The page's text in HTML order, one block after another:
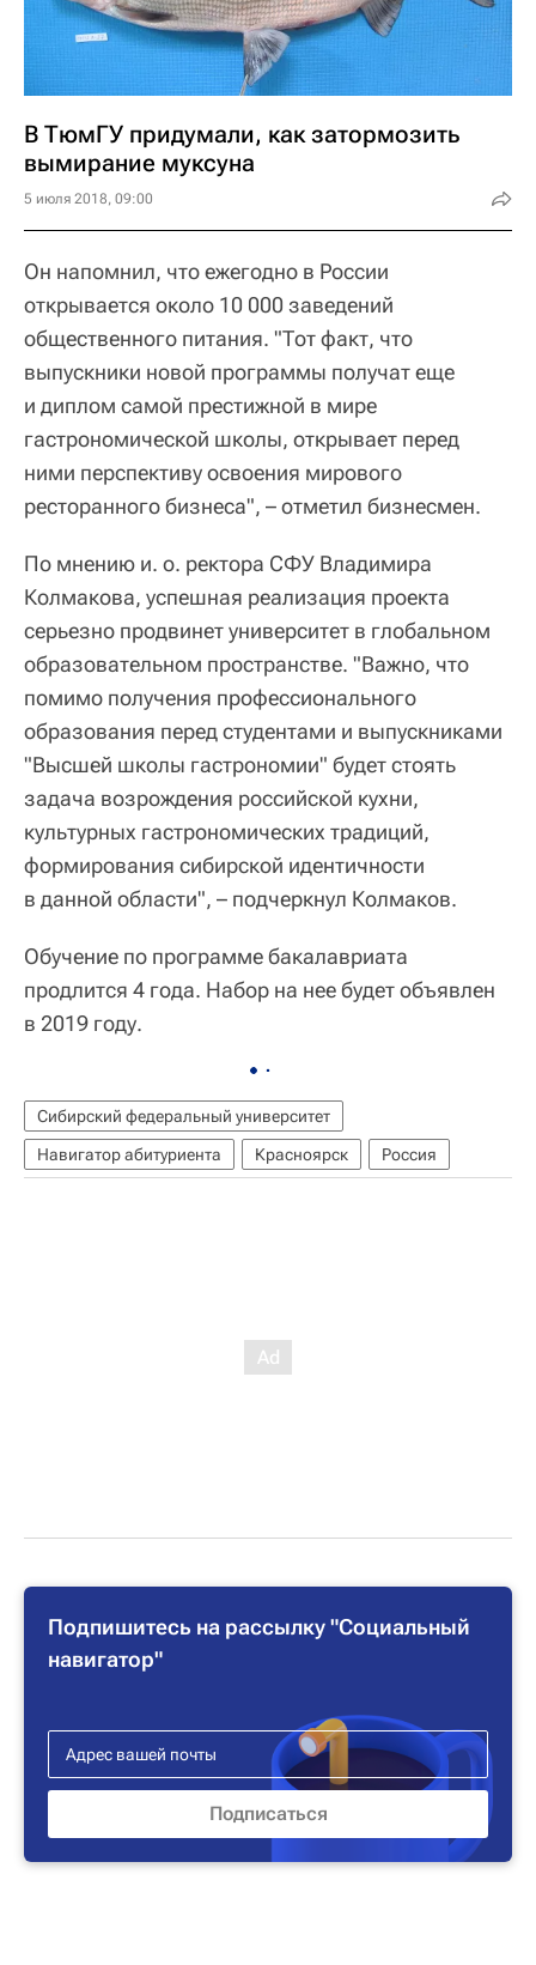
В ТюмГУ придумали, как затормозить
вымирание муксуна
5 июля 2018, 09:00
Он напомнил, что ежегодно в России
открывается около 10 000 заведений
общественного питания. "Тот факт, что
выпускники новой программы получат еще
и диплом самой престижной в мире
гастрономической школы, открывает перед
ними перспективу освоения мирового
ресторанного бизнеса", – отметил бизнесмен.
По мнению и. о. ректора СФУ Владимира
Колмакова, успешная реализация проекта
серьезно продвинет университет в глобальном
образовательном пространстве. "Важно, что
помимо получения профессионального
образования перед студентами и выпускниками
"Высшей школы гастрономии" будет стоять
задача возрождения российской кухни,
культурных гастрономических традиций,
формирования сибирской идентичности
в данной области", – подчеркнул Колмаков.
Обучение по программе бакалавриата
продлится 4 года. Набор на нее будет объявлен
в 2019 году.
Сибирский федеральный университет
Навигатор абитуриента
Красноярск Россия
Подпишитесь на рассылку "Социальный
навигатор"